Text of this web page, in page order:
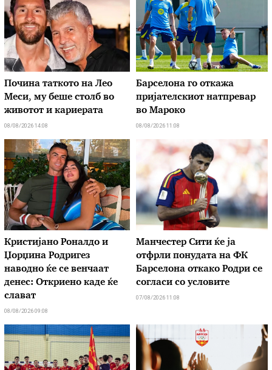
Почина таткото на Лео
Меси, му беше столб во
животот и кариерата
08/08/2026 14:08
Барселона го откажа
пријателскиот натпревар
во Мароко
08/08/2026 11:08
Кристијано Роналдо и
Џорџина Родригез
наводно ќе се венчаат
денес: Откриено каде ќе
слават
08/08/2026 09:08
Манчестер Сити ќе ја
отфрли понудата на ФК
Барселона откако Родри се
согласи со условите
07/08/2026 11:08